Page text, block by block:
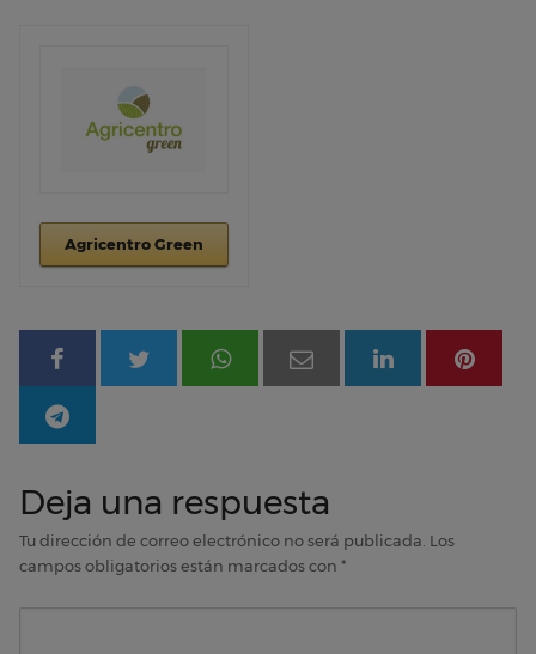
Agricentro Green
Deja una respuesta
Tu dirección de correo electrónico no será publicada. Los
campos obligatorios están marcados con *